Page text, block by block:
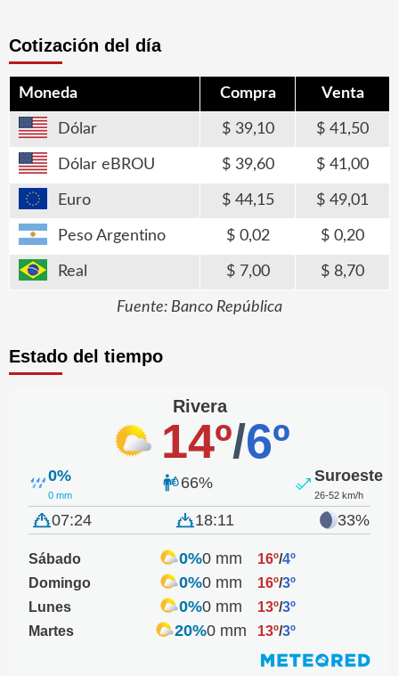
Cotización del día
Moneda Compra Venta
Dólar 39,10 41,50
Dólar eBROU 39,60 41,00
Euro 44,15 49,01
Peso Argentino 0,02 0,20
Real 7,00 8,70
Fuente: Banco República
Estado del tiempo
Rivera
14º/6º
0%
0 mm
66% Suroeste
26-52 km/h
07:24 18:11 33%
Sábado 0%0 mm 16º/4º
Domingo
0%0 mm 16º/3º
Lunes
0%0 mm 13º/3º
Martes
20%0 mm 13º/3º